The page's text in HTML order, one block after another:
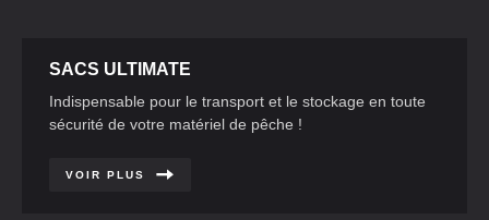
SACS ULTIMATE
Indispensable pour le transport et le stockage en toute
sécurité de votre matériel de pêche !
VOIR PLUS